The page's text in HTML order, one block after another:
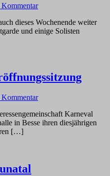
Kommentarauf
in
Hannover
dieses Wochenende weiter
und einige Solisten
Kommentarauf
auf
der
Karneval
in Besse ihren diesjährigen
[…]